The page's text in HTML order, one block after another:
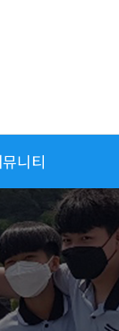
니티